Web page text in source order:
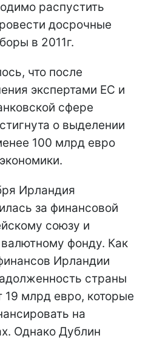
распустить
досрочные
в 2011г.
что после
экспертами ЕС и
сфере
о выделении
100 млрд евро
Ирландия
за финансовой
союзу и
фонду. Как
Ирландии
страны
19 млрд евро, которые
на
Однако Дублин